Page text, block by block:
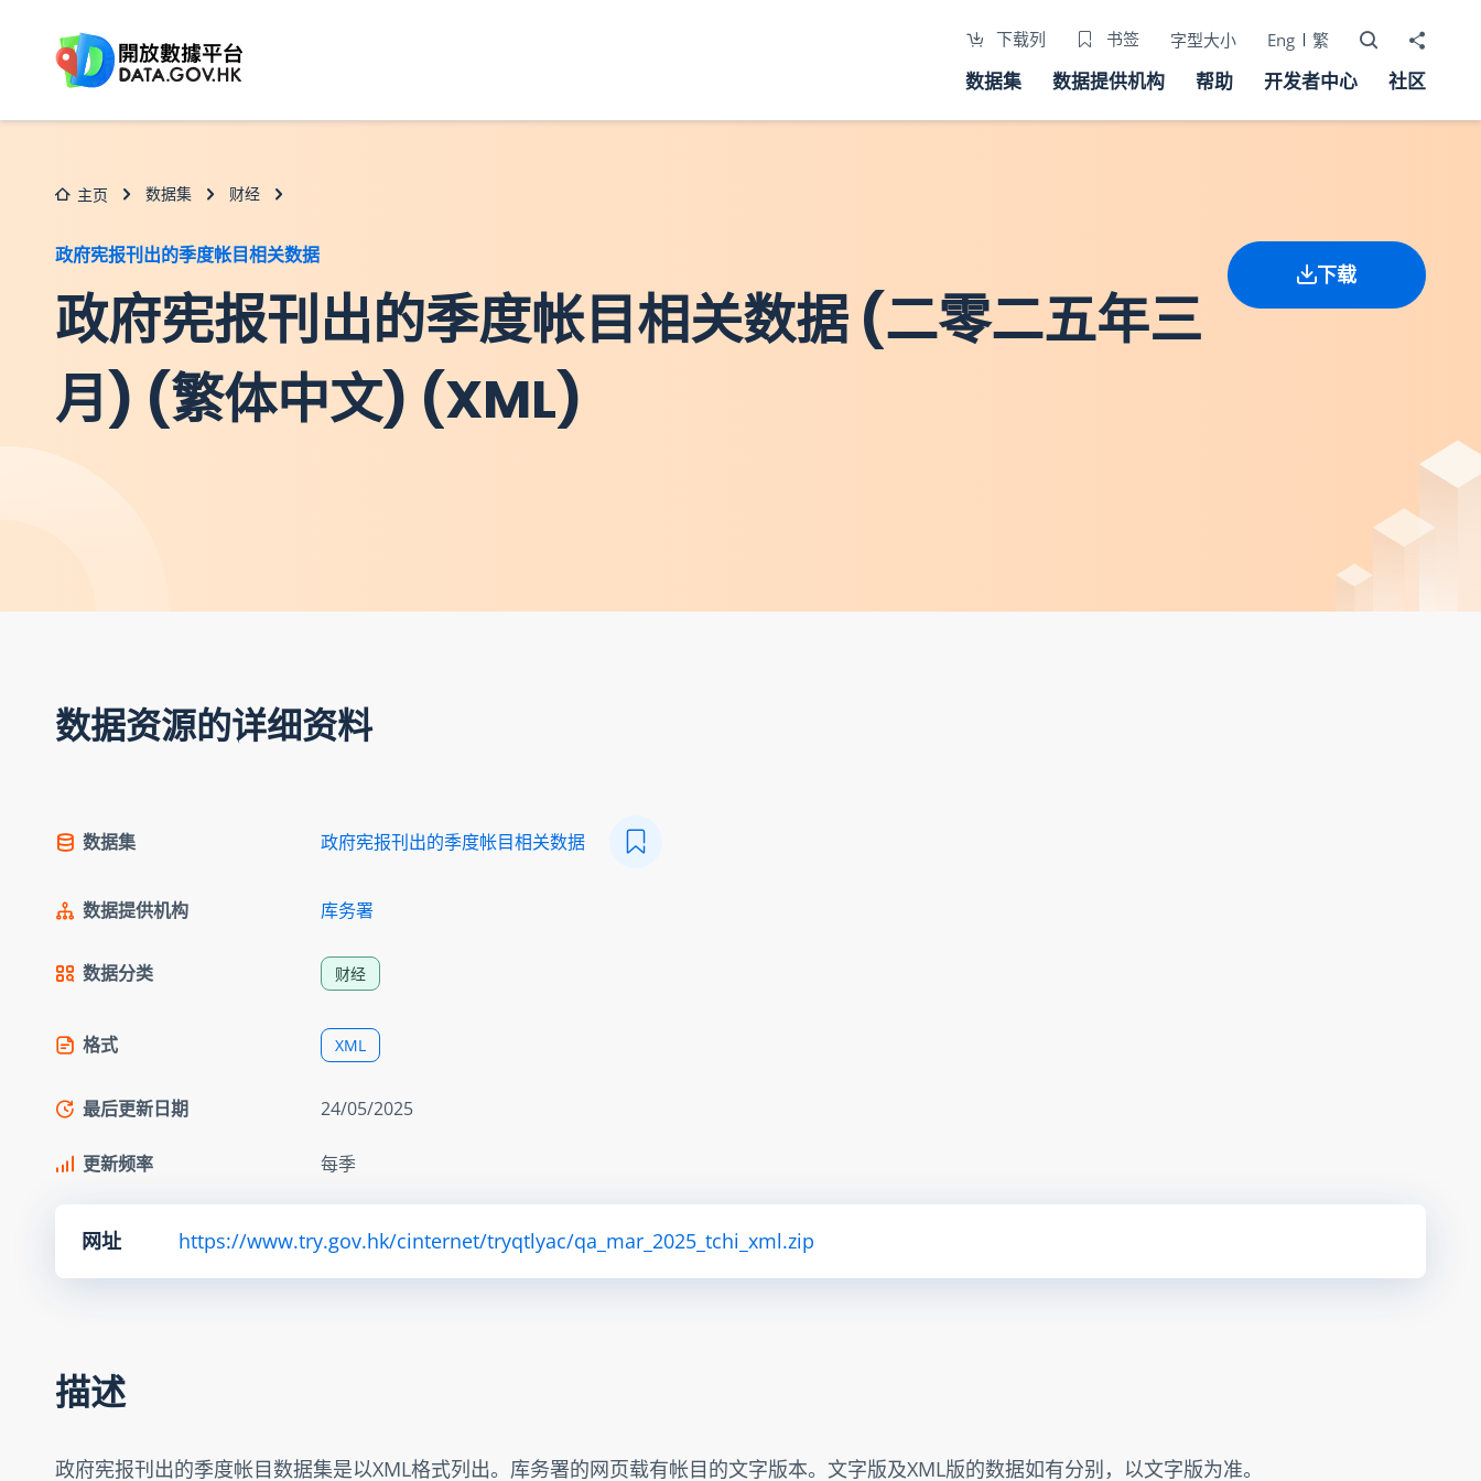
下载列 书签 字型大小 Eng 繁 打开搜寻器
分享至
数据集 数据提供机构 帮助 开发者中心 社区
主页 数据集 财经
政府宪报刊出的季度帐目相关数据
政府宪报刊出的季度帐目相关数据 (二零二五年三
月) (繁体中文) (XML)
下载
数据资源的详细资料
数据集 政府宪报刊出的季度帐目相关数据
数据提供机构 库务署
数据分类 财经
格式 XML
最后更新日期 24/05/2025
更新频率 每季
网址 https://www.try.gov.hk/cinternet/tryqtlyac/qa_mar_2025_tchi_xml.zip
描述
政府宪报刊出的季度帐目数据集是以XML格式列出。库务署的网页载有帐目的文字版本。文字版及XML版的数据如有分别，以文字版为准。